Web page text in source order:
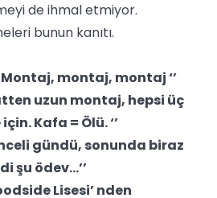
de ihmal etmiyor.
bunun kanıtı.
Montaj, montaj, montaj ‘’
uzun montaj, hepsi üç
Kafa = Ölü. ‘’
gündü, sonunda biraz
şu ödev…’’
Lisesi’ nden